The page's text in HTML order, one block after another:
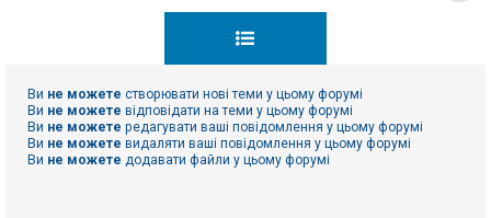
Ви не можете створювати нові теми у цьому форумі
Ви не можете відповідати на теми у цьому форумі
Ви не можете редагувати ваші повідомлення у цьому форумі
Ви не можете видаляти ваші повідомлення у цьому форумі
Ви не можете додавати файли у цьому форумі